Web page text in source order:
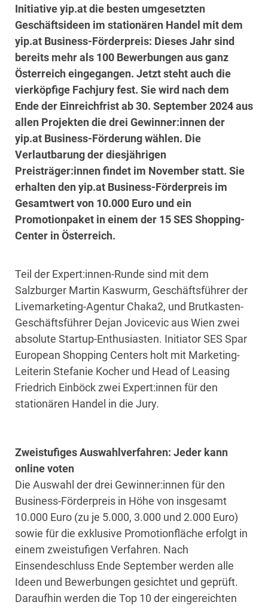
Initiative yip.at die besten umgesetzten
Geschäftsideen im stationären Handel mit dem
yip.at Business-Förderpreis: Dieses Jahr sind
bereits mehr als 100 Bewerbungen aus ganz
Österreich eingegangen. Jetzt steht auch die
vierköpfige Fachjury fest. Sie wird nach dem
Ende der Einreichfrist ab 30. September 2024 aus
allen Projekten die drei Gewinner:innen der
yip.at Business-Förderung wählen. Die
Verlautbarung der diesjährigen
Preisträger:innen findet im November statt. Sie
erhalten den yip.at Business-Förderpreis im
Gesamtwert von 10.000 Euro und ein
Promotionpaket in einem der 15 SES Shopping-
Center in Österreich.
Teil der Expert:innen-Runde sind mit dem
Salzburger Martin Kaswurm, Geschäftsführer der
Livemarketing-Agentur Chaka2, und Brutkasten-
Geschäftsführer Dejan Jovicevic aus Wien zwei
absolute Startup-Enthusiasten. Initiator SES Spar
European Shopping Centers holt mit Marketing-
Leiterin Stefanie Kocher und Head of Leasing
Friedrich Einböck zwei Expert:innen für den
stationären Handel in die Jury.
Zweistufiges Auswahlverfahren: Jeder kann
online voten
Die Auswahl der drei Gewinner:innen für den
Business-Förderpreis in Höhe von insgesamt
10.000 Euro (zu je 5.000, 3.000 und 2.000 Euro)
sowie für die exklusive Promotionfläche erfolgt in
einem zweistufigen Verfahren. Nach
Einsendeschluss Ende September werden alle
Ideen und Bewerbungen gesichtet und geprüft.
Daraufhin werden die Top 10 der eingereichten